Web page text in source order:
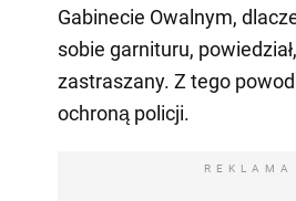
Gabinecie Owalnym,
sobie garnituru,
zastraszany. Z tego
ochroną policji.
REKLAMA